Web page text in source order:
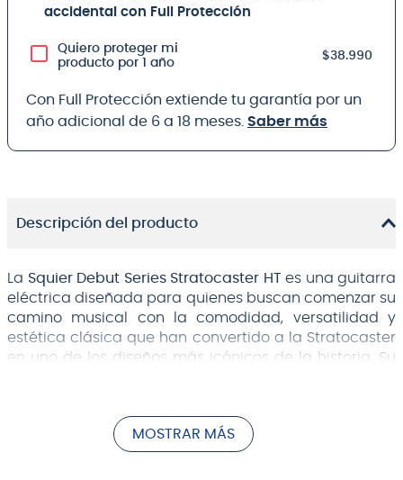
accidental con Full Protección
Quiero proteger mi
producto por 1 año
$38.990
Con Full Protección extiende tu garantía por un
año adicional de 6 a 18 meses. Saber más
Descripción del producto
La Squier Debut Series Stratocaster HT es una guitarra
eléctrica diseñada para quienes buscan comenzar su
camino musical con la comodidad, versatilidad y
estética clásica que han convertido a la Stratocaster
en uno de los diseños más icónicos de la historia. Su
aprendizaje con total facilidad.
MOSTRAR MÁS